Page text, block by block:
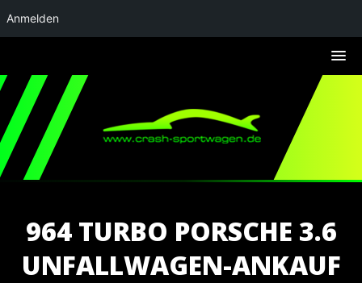
964 TURBO PORSCHE 3.6
UNFALLWAGEN-ANKAUF
Anmelden